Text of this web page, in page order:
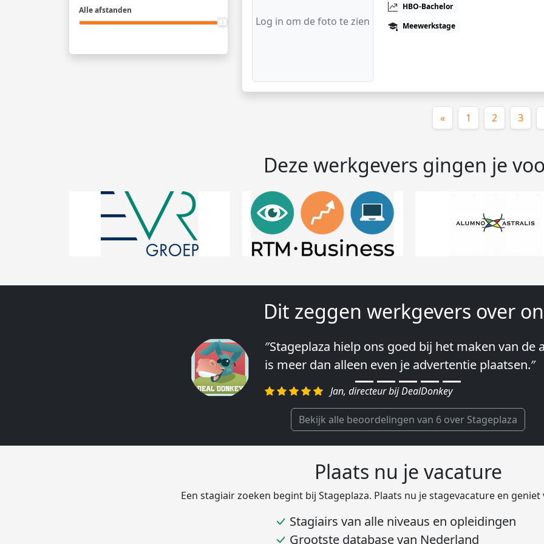
Alle afstanden
Log in om de foto te zien
HBO-Bachelor
Meewerkstage
« 1 2 3
Deze werkgevers gingen je
Dit zeggen werkgevers over
″Stageplaza hielp ons goed bij het maken van de
is meer dan alleen even je advertentie plaatsen.″
Jan, directeur bij DealDonkey
″Wij hebben in ieder geval prima ervaringen met
elke keer weer weet Stageplaza prima kandidaten
regelen.″
Harald, Head of Shared Service Center bij VION
Plaats nu je vacature
Een stagiair zoeken begint bij Stageplaza. Plaats nu je stagevacature en geniet
Stagiairs van alle niveaus en opleidingen